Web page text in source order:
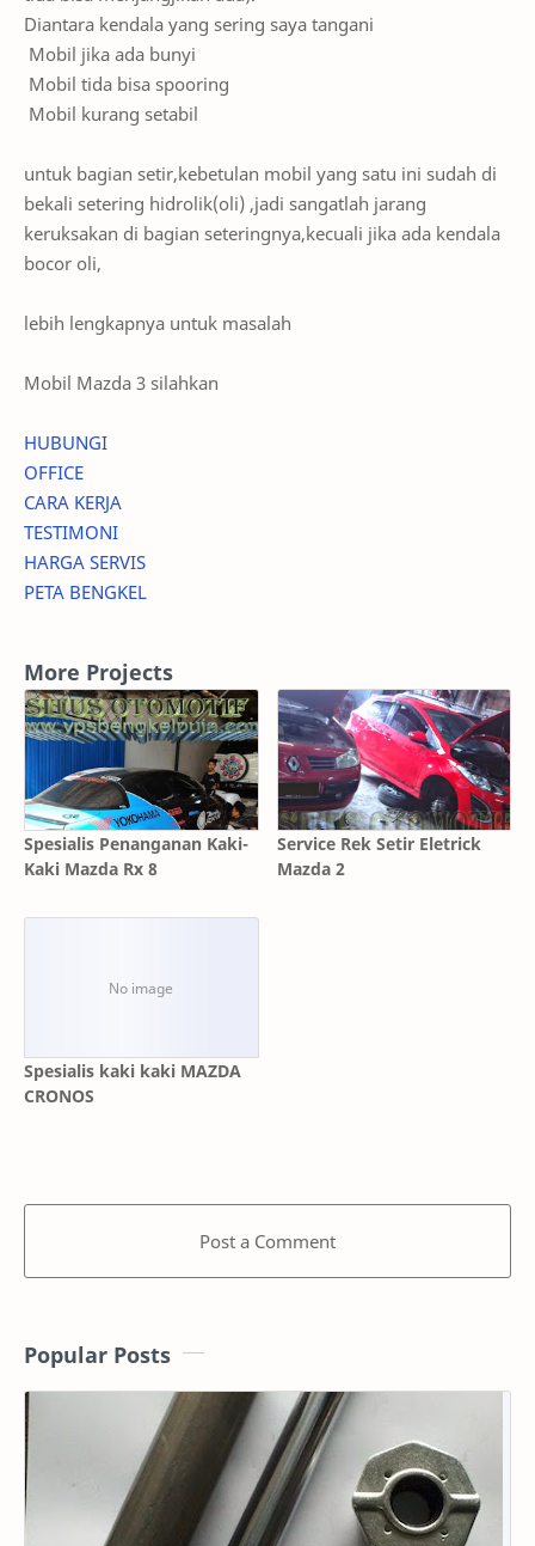
Diantara kendala yang sering saya tangani
Mobil jika ada bunyi
Mobil tida bisa spooring
Mobil kurang setabil
untuk bagian setir,kebetulan mobil yang satu ini sudah di
bekali setering hidrolik(oli) ,jadi sangatlah jarang
keruksakan di bagian seteringnya,kecuali jika ada kendala
bocor oli,
lebih lengkapnya untuk masalah
Mobil Mazda 3 silahkan
HUBUNGI
OFFICE
CARA KERJA
TESTIMONI
HARGA SERVIS
PETA BENGKEL
More Projects
Spesialis Penanganan Kaki-
Kaki Mazda Rx 8
Service Rek Setir Eletrick
Mazda 2
Spesialis kaki kaki MAZDA
CRONOS
Post a Comment
Popular Posts